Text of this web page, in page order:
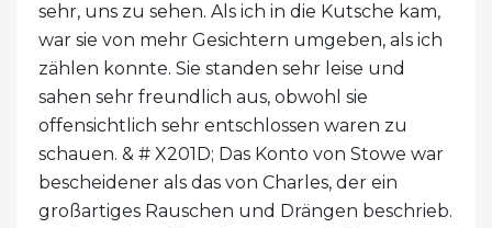
sehr, uns zu sehen. Als ich in die Kutsche kam,
war sie von mehr Gesichtern umgeben, als ich
zählen konnte. Sie standen sehr leise und
sahen sehr freundlich aus, obwohl sie
offensichtlich sehr entschlossen waren zu
schauen. & # X201D; Das Konto von Stowe war
bescheidener als das von Charles, der ein
großartiges Rauschen und Drängen beschrieb.